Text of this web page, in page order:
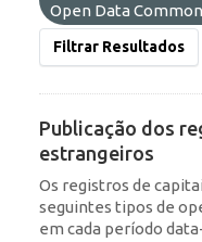
Open Data
Filtrar Resultados
Publicação dos
estrangeiros
Os registros de
seguintes tipos de
em cada período